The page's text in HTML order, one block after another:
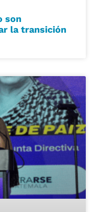
son
la transición